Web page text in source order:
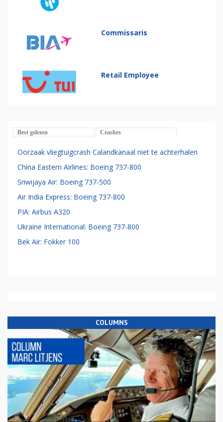
Commissaris
Retail Employee
Best gelezen Crashes
Oorzaak vliegtuigcrash Calandkanaal niet te achterhalen
China Eastern Airlines: Boeing 737-800
Sriwijaya Air: Boeing 737-500
Air India Express: Boeing 737-800
PIA: Airbus A320
Ukraine International: Boeing 737-800
Bek Air: Fokker 100
COLUMNS